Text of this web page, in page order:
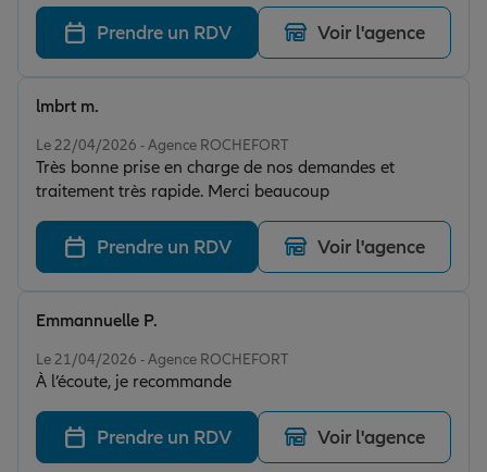
Prendre un RDV Voir l'agence
Le 22/04/2026 - Agence ROCHEFORT
Très bonne prise en charge de nos demandes et
traitement très rapide. Merci beaucoup
lmbrt m.
Prendre un RDV Voir l'agence
Le 21/04/2026 - Agence ROCHEFORT
À l’écoute, je recommande
Emmannuelle P.
Prendre un RDV Voir l'agence